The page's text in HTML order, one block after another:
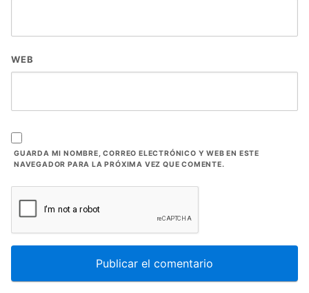
WEB
GUARDA MI NOMBRE, CORREO ELECTRÓNICO Y WEB EN ESTE
NAVEGADOR PARA LA PRÓXIMA VEZ QUE COMENTE.